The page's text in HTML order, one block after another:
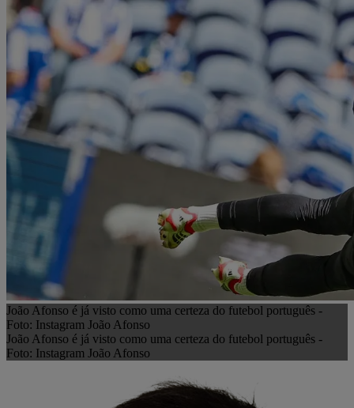
João Afonso é já visto como uma certeza do futebol português -
Foto: Instagram João Afonso
João Afonso é já visto como uma certeza do futebol português -
Foto: Instagram João Afonso